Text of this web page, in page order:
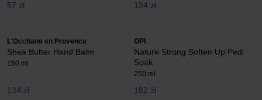
57 zł 134 zł
L'Occitane en Provence
Shea Butter Hand Balm
150 ml
134 zł
OPI
Nature Strong Soften Up Pedi
Soak
250 ml
182 zł